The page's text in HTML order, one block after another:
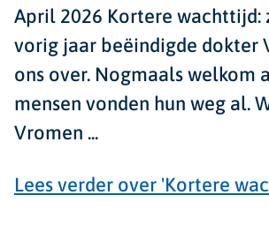
April 2026 Kortere wachttijd:
vorig jaar beëindigde dokter
ons over. Nogmaals
mensen vonden hun weg al.
Vromen ...
Lees verder over 'Kortere